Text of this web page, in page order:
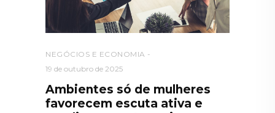
NEGÓCIOS E ECONOMIA
19 de outubro de 2025
Ambientes só de mulheres
favorecem escuta ativa e